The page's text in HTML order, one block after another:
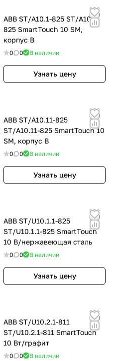
ABB ST/A10.1-825 ST/A10.1-
825 SmartTouch 10 SM,
корпус B
0 0 В наличии
Узнать цену
ABB ST/A10.11-825
ST/A10.11-825 SmartTouch 10
SM, корпус B
0 0 В наличии
Узнать цену
ABB ST/U10.1.1-825
ST/U10.1.1-825 SmartTouch
10 B/нержавеющая сталь
0 0 В наличии
Узнать цену
ABB ST/U10.2.1-811
ST/U10.2.1-811 SmartTouch
10 Вт/графит
0 0 В наличии